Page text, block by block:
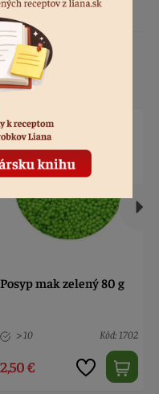
Posyp mak zelený 80 g
> 10 Kód: 1702
2,50 €